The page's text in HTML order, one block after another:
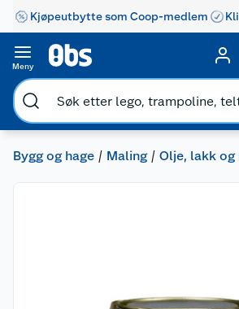
Kjøpeutbytte som Coop-medlem
Meny
Bygg og hage Maling Olje, lakk og